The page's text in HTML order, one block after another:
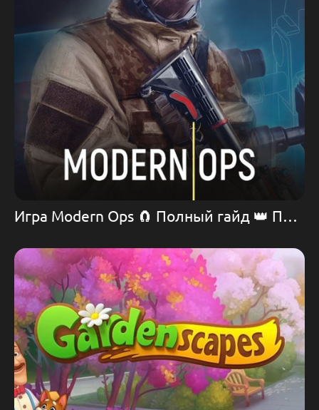
Игра Modern Ops 🧲 Полный гайд 👑 Прохождение. История. Донат.